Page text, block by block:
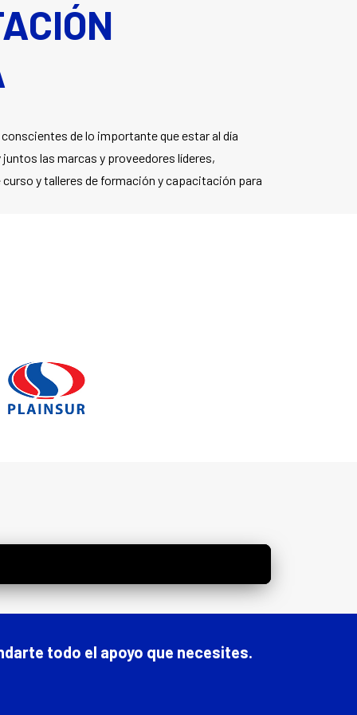
de lo importante que estar al día
las marcas y proveedores líderes,
y talleres de formación y capacitación para
todo el apoyo que necesites.